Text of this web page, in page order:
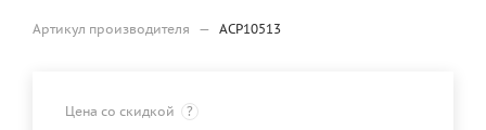
Артикул производителя — ACP10513
Цена со скидкой ?